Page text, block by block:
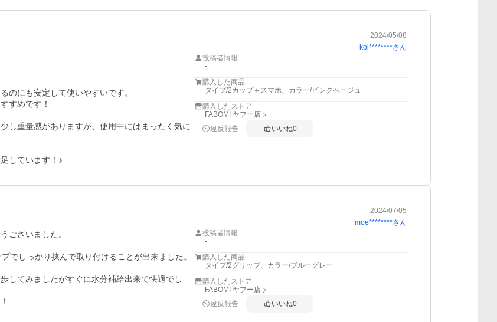
2024/05/08
koi********さん
のにも安定して使いやすいです。
すめです！
し重量感がありますが、使用中にはまったく気に
しています！♪
投稿者情報
-
購入した商品
タイプ/2カップ＋スマホ、カラー/ピンクベージュ
購入したストア
FABOMI ヤフー店
違反報告
いいね0
2024/07/05
moe********さん
ございました。
でしっかり挟んで取り付けることが出来ました。
してみましたがすぐに水分補給出来て快適でし
投稿者情報
-
購入した商品
タイプ/2グリップ、カラー/ブルーグレー
購入したストア
FABOMI ヤフー店
違反報告
いいね0